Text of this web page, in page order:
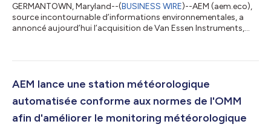
GERMANTOWN, Maryland--(BUSINESS WIRE)--AEM (aem.eco),
source incontournable d’informations environnementales, a
annoncé aujourd’hui l’acquisition de Van Essen Instruments,
AEM intègre le matériel de détection robuste, les solutions de
Van Essen à sa plateforme de résilience environnementale AEM
AEM lance une station météorologique
automatisée conforme aux normes de l'OMM
afin d'améliorer le monitoring météorologique